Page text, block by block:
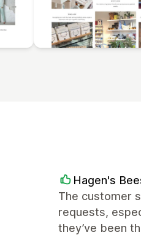
Hagen's
The customer
requests,
they’ve been